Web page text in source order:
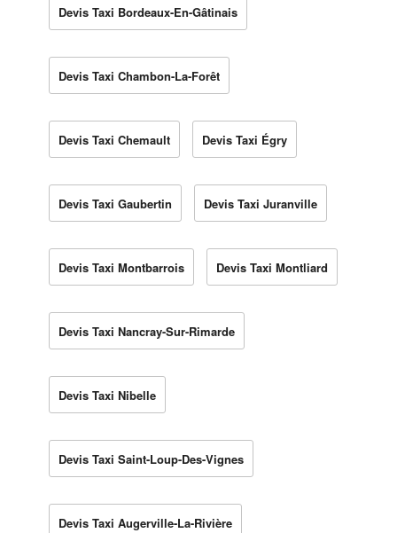
Devis Taxi Bordeaux-En-Gâtinais
Devis Taxi Chambon-La-Forêt
Devis Taxi Chemault Devis Taxi Égry
Devis Taxi Gaubertin Devis Taxi Juranville
Devis Taxi Montbarrois Devis Taxi Montliard
Devis Taxi Nancray-Sur-Rimarde
Devis Taxi Nibelle
Devis Taxi Saint-Loup-Des-Vignes
Devis Taxi Augerville-La-Rivière